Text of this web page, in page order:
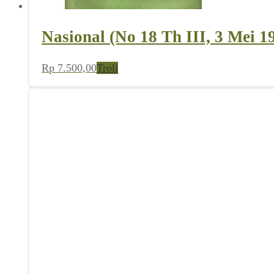
Nasional (No 18 Th III, 3 Mei
Rp 7.500,00Troli